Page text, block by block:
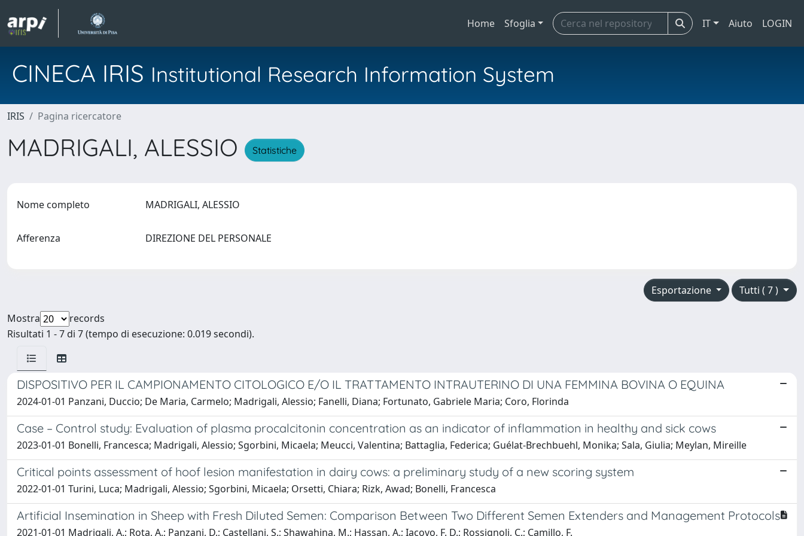
Home Sfoglia IT Aiuto LOGIN
CINECA IRIS Institutional Research Information System
IRIS Pagina ricercatore
MADRIGALI, ALESSIO Statistiche
Nome completo MADRIGALI, ALESSIO
Afferenza DIREZIONE DEL PERSONALE
Tutti ( 7 )
Esportazione
Mostra
records
Risultati 1 - 7 di 7 (tempo di esecuzione: 0.019 secondi).
DISPOSITIVO PER IL CAMPIONAMENTO CITOLOGICO E/O IL TRATTAMENTO INTRAUTERINO DI UNA FEMMINA BOVINA O EQUINA
2024-01-01 Panzani, Duccio; De Maria, Carmelo; Madrigali, Alessio; Fanelli, Diana; Fortunato, Gabriele Maria; Coro, Florinda
Case – Control study: Evaluation of plasma procalcitonin concentration as an indicator of inflammation in healthy and sick cows
2023-01-01 Bonelli, Francesca; Madrigali, Alessio; Sgorbini, Micaela; Meucci, Valentina; Battaglia, Federica; Guélat-Brechbuehl, Monika; Sala, Giulia; Meylan, Mireille
Critical points assessment of hoof lesion manifestation in dairy cows: a preliminary study of a new scoring system
2022-01-01 Turini, Luca; Madrigali, Alessio; Sgorbini, Micaela; Orsetti, Chiara; Rizk, Awad; Bonelli, Francesca
Artificial Insemination in Sheep with Fresh Diluted Semen: Comparison Between Two Different Semen Extenders and Management Protocols
2021-01-01 Madrigali, A.; Rota, A.; Panzani, D.; Castellani, S.; Shawahina, M.; Hassan, A.; Iacovo, F. D.; Rossignoli, C.; Camillo, F.